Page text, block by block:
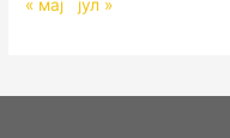
« мај јул »